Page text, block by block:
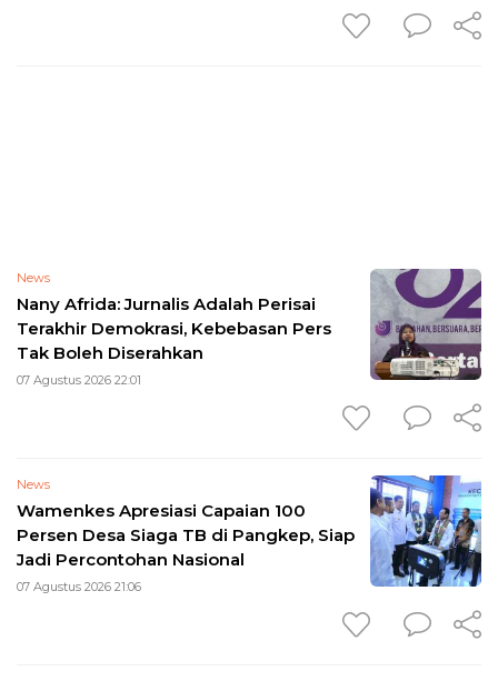
News
Nany Afrida: Jurnalis Adalah Perisai
Terakhir Demokrasi, Kebebasan Pers
Tak Boleh Diserahkan
07 Agustus 2026 22:01
News
Wamenkes Apresiasi Capaian 100
Persen Desa Siaga TB di Pangkep, Siap
Jadi Percontohan Nasional
07 Agustus 2026 21:06